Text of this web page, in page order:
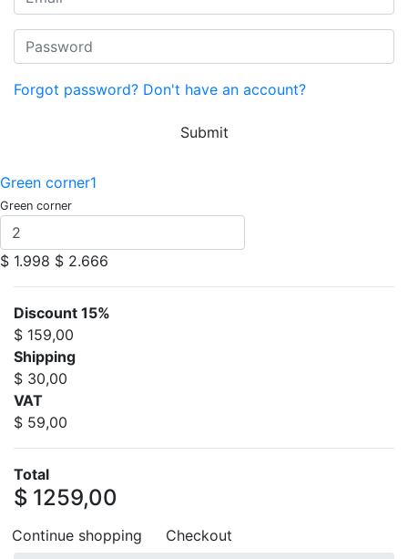
Forgot password? Don't have an account?
Submit
Green corner1
Green corner
$ 1.998 $ 2.666
Discount 15%
$ 159,00
Shipping
$ 30,00
VAT
$ 59,00
Total
$ 1259,00
Continue shopping Checkout